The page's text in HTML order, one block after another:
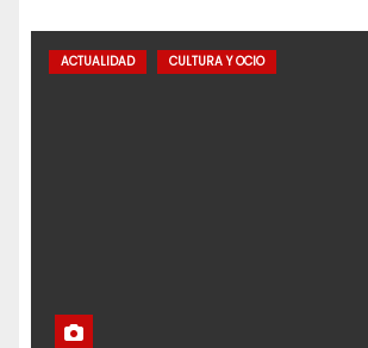
ACTUALIDAD CULTURA Y OCIO